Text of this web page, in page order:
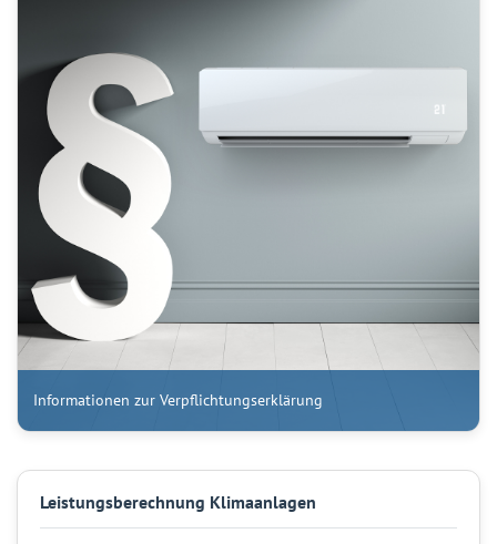
Informationen zur Verpflichtungserklärung
Leistungsberechnung Klimaanlagen